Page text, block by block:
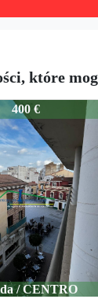
które
400 €
/ CENTRO